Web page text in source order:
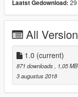
Laatst Gedownload:
All
1.0 (current)
871 downloads, 1,05 MB
3 augustus 2018